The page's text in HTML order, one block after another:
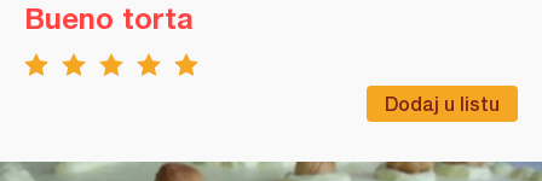
Dodaj u listu
Bueno torta